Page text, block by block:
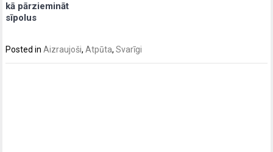
kā pārziemināt
sīpolus
Posted inAizraujoši,Atpūta,Svarīgi